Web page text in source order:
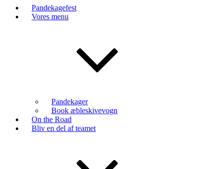
Pandekagefest
Vores menu
Pandekager
Book æbleskivevogn
On the Road
Bliv en del af teamet